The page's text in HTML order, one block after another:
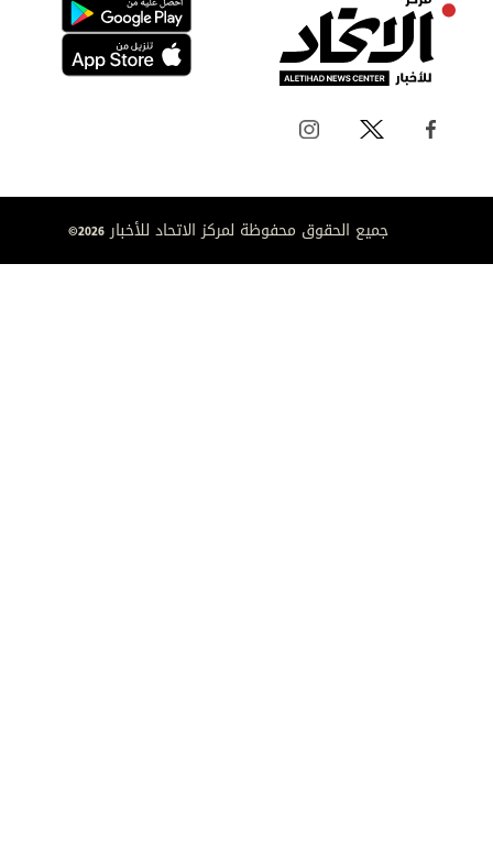
جميع الحقوق محفوظة لمركز الاتحاد للأخبار 2026©